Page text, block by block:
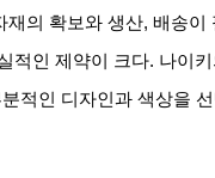
재의 확보와 생산, 배송이
적인 제약이 크다. 나이
적인 디자인과 색상을